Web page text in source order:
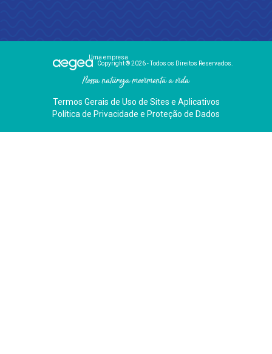
Uma empresa
Copyright ® 2026 - Todos os Direitos Reservados.
Nossa natureza movimenta a vida
Termos Gerais de Uso de Sites e Aplicativos
Política de Privacidade e Proteção de Dados